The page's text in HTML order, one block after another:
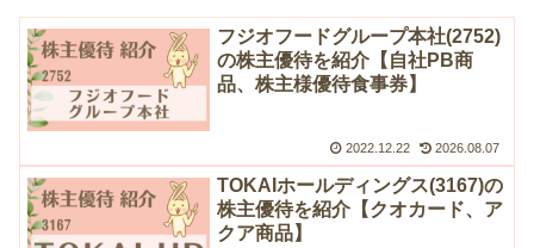
フジオフードグループ本社(2752)
の株主優待を紹介【自社PB商
品、株主様優待食事券】
2022.12.22 2026.08.07
TOKAIホールディングス(3167)の
株主優待を紹介【クオカード、ア
クア商品】